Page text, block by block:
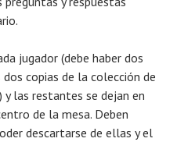
jugador (debe haber dos
copias de la colección de
las restantes se dejan en
de la mesa. Deben
descartarse de ellas y el